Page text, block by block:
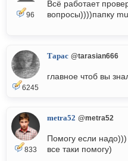
96
Всё работает
вопросы))))папку
6245
Тарас @tarasian666
главное чтоб вы
833
metra52 @metra52
Помогу если надо)))
все таки помогу)